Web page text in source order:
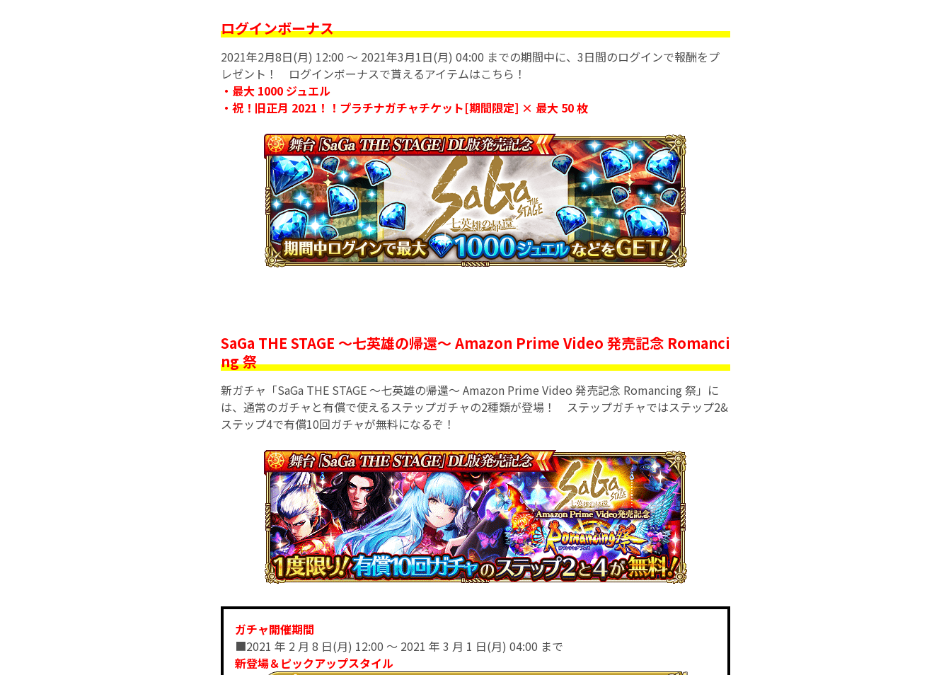
ログインボーナス
2021年2月8日(月) 12:00 〜 2021年3月1日(月) 04:00 までの期間中に、3日間のログインで報酬をプ
レゼント！ ログインボーナスで貰えるアイテムはこちら！
・最大 1000 ジュエル
・祝！旧正月 2021！！プラチナガチャチケット[期間限定] × 最大 50 枚
SaGa THE STAGE 〜七英雄の帰還〜 Amazon Prime Video 発売記念 Romanci
ng 祭
新ガチャ「SaGa THE STAGE 〜七英雄の帰還〜 Amazon Prime Video 発売記念 Romancing 祭」に
は、通常のガチャと有償で使えるステップガチャの2種類が登場！ ステップガチャではステップ2&
ステップ4で有償10回ガチャが無料になるぞ！
ガチャ開催期間
■2021 年 2 月 8 日(月) 12:00 〜 2021 年 3 月 1 日(月) 04:00 まで
新登場＆ピックアップスタイル